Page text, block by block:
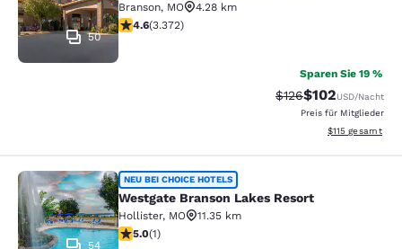
50
Branson, MO
4.28 km
4.58-Sterne-Bewertung. Hervorragend. 3372
4.6(3.372)
Sparen Sie 19 %
Durchgestrichener
$126Vergünstigter
$102USD/Nacht
Preis für Mitglieder
Geschätzte
$115 gesamt
Westgate Branson Lakes Resort
54
NEU BEI CHOICE HOTELS
Westgate Branson Lakes Resort
Hollister, MO
11.35 km
5-Sterne-Bewertung. Außergewöhnlich. 1 Bewertung
5.0(1)